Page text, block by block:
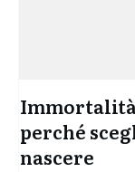
Immortalità
perché
nascere